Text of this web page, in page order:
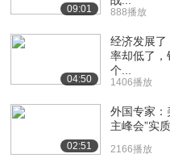
（上）（下）
[9] 滋生法西斯的土壤
（下）（上）
8.4万播放
[10] 滋生法西斯的土壤
09:01 888播放
04:50
经济发展了
率却低了，
个...
1406播放
02:51
外国专家：
主峰会”实
2166播放